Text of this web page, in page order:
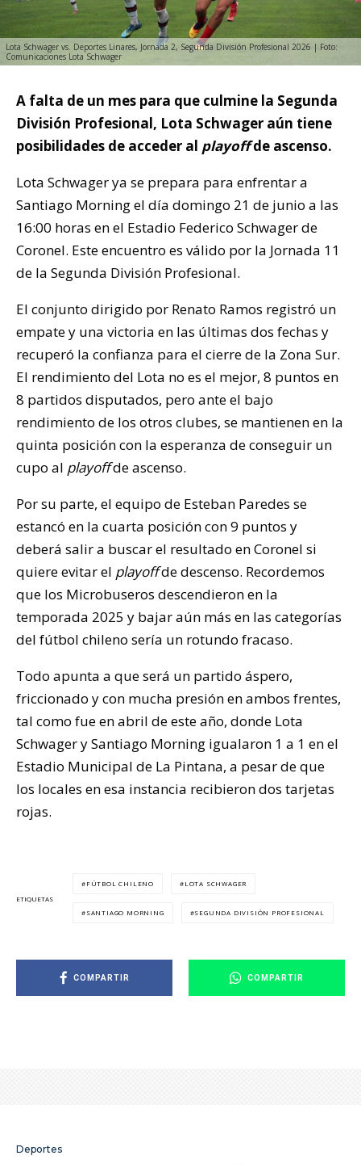
Lota Schwager vs. Deportes Linares, Jornada 2, Segunda División Profesional 2026 | Foto:
Comunicaciones Lota Schwager
A falta de un mes para que culmine la Segunda
División Profesional, Lota Schwager aún tiene
posibilidades de acceder al playoffde ascenso.
Lota Schwager ya se prepara para enfrentar a
Santiago Morning el día domingo 21 de junio a las
16:00 horas en el Estadio Federico Schwager de
Coronel. Este encuentro es válido por la Jornada 11
de la Segunda División Profesional.
El conjunto dirigido por Renato Ramos registró un
empate y una victoria en las últimas dos fechas y
recuperó la confianza para el cierre de la Zona Sur.
El rendimiento del Lota no es el mejor, 8 puntos en
8 partidos disputados, pero ante el bajo
rendimiento de los otros clubes, se mantienen en la
quinta posición con la esperanza de conseguir un
cupo al playoffde ascenso.
Por su parte, el equipo de Esteban Paredes se
estancó en la cuarta posición con 9 puntos y
deberá salir a buscar el resultado en Coronel si
quiere evitar el playoffde descenso. Recordemos
que los Microbuseros descendieron en la
temporada 2025 y bajar aún más en las categorías
del fútbol chileno sería un rotundo fracaso.
Todo apunta a que será un partido áspero,
friccionado y con mucha presión en ambos frentes,
tal como fue en abril de este año, donde Lota
Schwager y Santiago Morning igualaron 1 a 1 en el
Estadio Municipal de La Pintana, a pesar de que
los locales en esa instancia recibieron dos tarjetas
rojas.
ETIQUETAS
FÚTBOL CHILENO LOTA SCHWAGER
SANTIAGO MORNING SEGUNDA DIVISIÓN PROFESIONAL
COMPARTIR COMPARTIR
Deportes